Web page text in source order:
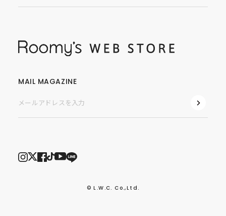
MAIL MAGAZINE
© L.W.C. Co.,Ltd.